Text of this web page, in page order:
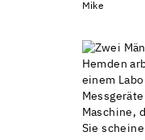
Mike